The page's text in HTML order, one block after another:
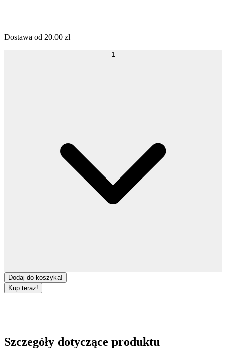
Dostawa od 20.00 zł
1
Dodaj do koszyka!
Kup teraz!
Szczegóły dotyczące produktu